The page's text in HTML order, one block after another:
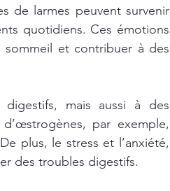
de larmes peuvent survenir
quotidiens. Ces émotions
et contribuer à des
mais aussi à des
par exemple,
plus, le stress et l’anxiété,
des troubles digestifs.